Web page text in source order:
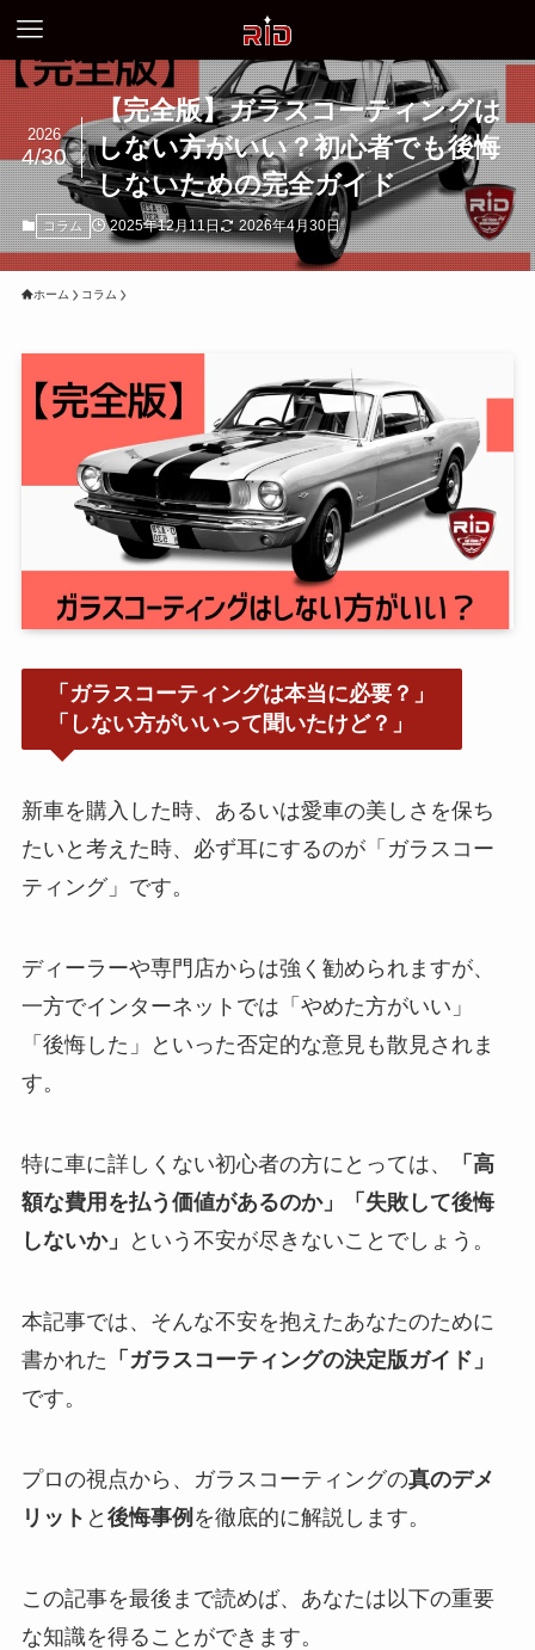
【完全版】ガラスコーティングは
しない方がいい？初心者でも後悔
しないための完全ガイド
2026
4/30
コラム 2025年12月11日 2026年4月30日
ホーム コラム
「ガラスコーティングは本当に必要？」
「しない方がいいって聞いたけど？」
新車を購入した時、あるいは愛車の美しさを保ち
たいと考えた時、必ず耳にするのが「ガラスコー
ティング」です。
ディーラーや専門店からは強く勧められますが、
一方でインターネットでは「やめた方がいい」
「後悔した」といった否定的な意見も散見されま
す。
特に車に詳しくない初心者の方にとっては、
「高
額な費用を払う価値があるのか」「失敗して後悔
しないか」
という不安が尽きないことでしょう。
本記事では、そんな不安を抱えたあなたのために
書かれた 「ガラスコーティングの決定版ガイド」
です。
プロの視点から、ガラスコーティングの真のデメ
リット と 後悔事例 を徹底的に解説します。
この記事を最後まで読めば、あなたは以下の重要
な知識を得ることができます。